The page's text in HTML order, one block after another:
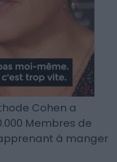
Cohen a
Membres de
à manger